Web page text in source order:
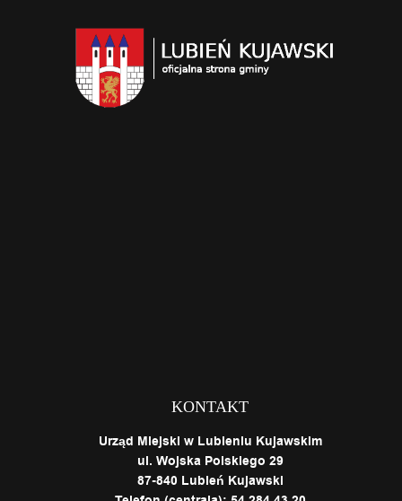
KONTAKT
Urząd Miejski w Lubieniu Kujawskim
ul. Wojska Polskiego 29
87-840 Lubień Kujawski